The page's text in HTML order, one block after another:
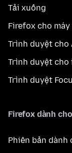
Tải xuống
Firefox cho
Trình duyệt cho
Trình duyệt cho
Trình duyệt
Firefox dành
Phiên bản